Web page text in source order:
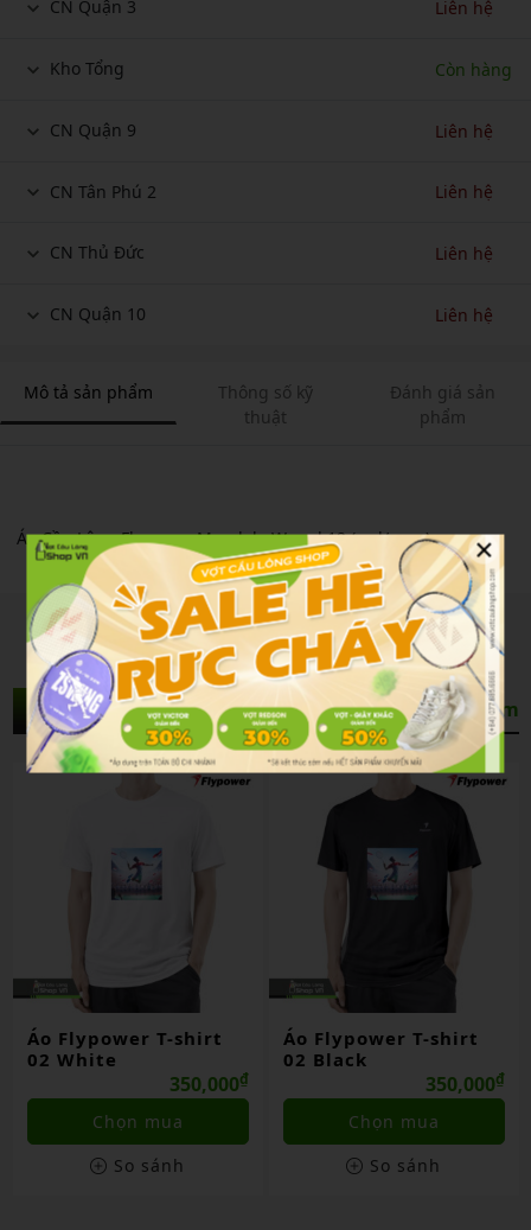
CN Quận 3 Liên hệ
Kho Tổng Còn hàng
CN Quận 9 Liên hệ
CN Tân Phú 2 Liên hệ
CN Thủ Đức Liên hệ
CN Quận 10 Liên hệ
Mô tả sản phẩm
Thông số kỹ
thuật
Đánh giá sản
phẩm
Áo Cầu Lông Flypower Mandala Wangl 12 (red/navy)
Sản Phẩm Liên Quan Xem thêm
Áo Flypower T-shirt
02 White
350,000₫
Chọn mua
So sánh
Áo Flypower T-shirt
02 Black
350,000₫
Chọn mua
So sánh
×